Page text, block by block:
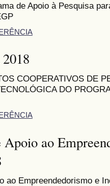
de Apoio à Pesquisa
COOPERATIVOS DE
DO
Apoio ao
ao Empreendedorismo e